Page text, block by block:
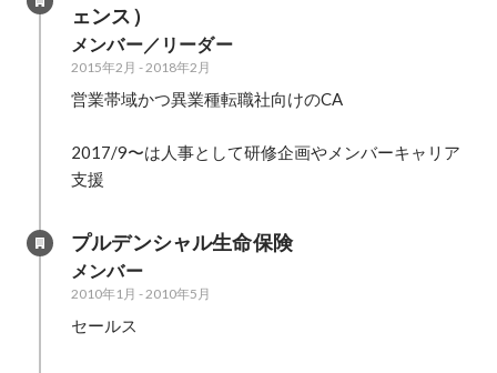
ェンス）
メンバー／リーダー
2015年2月 - 2018年2月
営業帯域かつ異業種転職社向けのCA
2017/9〜は人事として研修企画やメンバーキャリア
支援
プルデンシャル生命保険
メンバー
2010年1月 - 2010年5月
セールス